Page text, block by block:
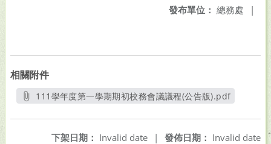
發布單位： 總務處 |
相關附件
111學年度第一學期期初校務會議議程(公告版).pdf
發佈日期： Invalid date
下架日期： Invalid date
|